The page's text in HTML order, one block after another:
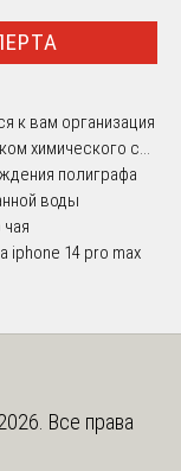
к вам организация
химического с...
полиграфа
воды
iphone 14 pro max
Все права